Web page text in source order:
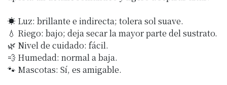
☀️ Luz: brillante e indirecta; tolera sol suave.
💧 Riego: bajo; deja secar la mayor parte del sustrato.
🌿 Nivel de cuidado: fácil.
💨 Humedad: normal a baja.
🐾 Mascotas: Sí, es amigable.